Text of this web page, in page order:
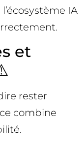
IA
et
rester
combine